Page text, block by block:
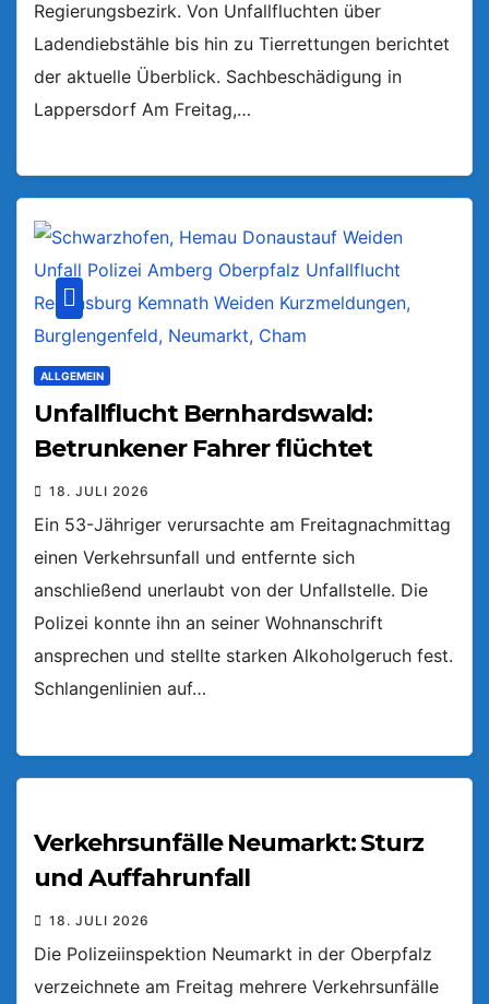
Regierungsbezirk. Von Unfallfluchten über
Ladendiebstähle bis hin zu Tierrettungen berichtet
der aktuelle Überblick. Sachbeschädigung in
Lappersdorf Am Freitag,…
ALLGEMEIN
Unfallflucht Bernhardswald:
Betrunkener Fahrer flüchtet
18. JULI 2026
Ein 53-Jähriger verursachte am Freitagnachmittag
einen Verkehrsunfall und entfernte sich
anschließend unerlaubt von der Unfallstelle. Die
Polizei konnte ihn an seiner Wohnanschrift
ansprechen und stellte starken Alkoholgeruch fest.
Schlangenlinien auf…
Verkehrsunfälle Neumarkt: Sturz
und Auffahrunfall
18. JULI 2026
Die Polizeiinspektion Neumarkt in der Oberpfalz
verzeichnete am Freitag mehrere Verkehrsunfälle